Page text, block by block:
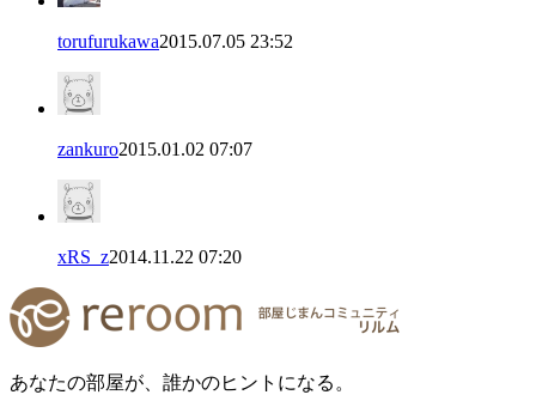
torufurukawa2015.07.05 23:52
zankuro2015.01.02 07:07
xRS_z2014.11.22 07:20
あなたの部屋が、誰かのヒントになる。